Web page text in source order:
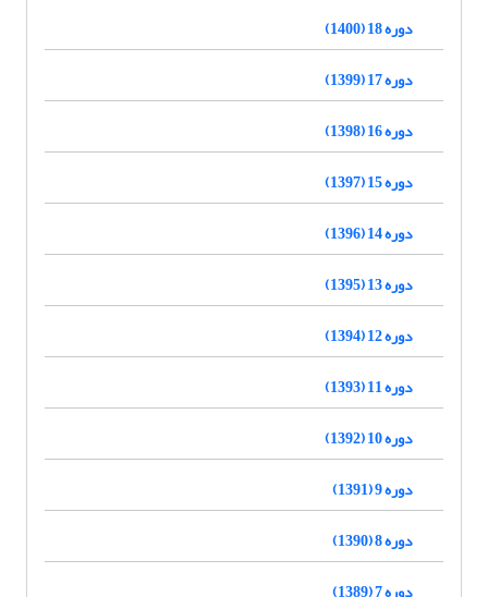
دوره 18 (1400)
دوره 17 (1399)
دوره 16 (1398)
دوره 15 (1397)
دوره 14 (1396)
دوره 13 (1395)
دوره 12 (1394)
دوره 11 (1393)
دوره 10 (1392)
دوره 9 (1391)
دوره 8 (1390)